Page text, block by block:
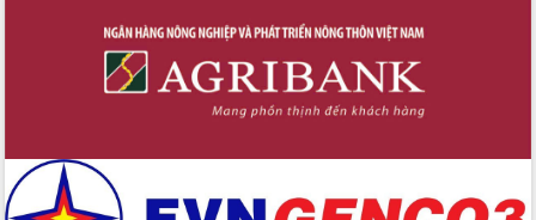
Nâng cao hiệu lực, hiệu quả HĐND
tỉnh thông qua hiện đại hóa hành chính
Xã Ea Phê gắn cải cách hành chính với
Hồ Thị Nguyên Thảo làm việc tại Trung
tâm Phục vụ hành chính công xã Ea